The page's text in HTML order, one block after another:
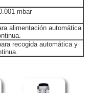
mbar
alimentación automática
recogida automática y